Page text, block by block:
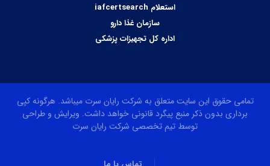
استعلام iafcertsearch
سازمان غذا دارو
اداره کل تجهیزات پزشکی
تمامی حقوق این سایت متعلق به شرکت رایان سرت میباشد. هرگونه کپی
برداری بدون ذکر منبع پیگرد قانونی خواهد داشت. ویرایش و طراحی
توسط تیم تخصصی شرکت رایان سرت